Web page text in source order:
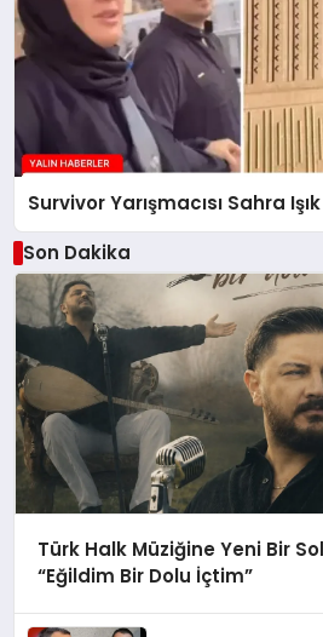
Survivor Yarışmacısı Sahra
Son Dakika
Türk Halk Müziğine Yeni Bir
“Eğildim Bir Dolu İçtim”